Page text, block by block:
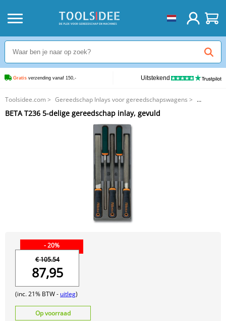
Gratis verzending vanaf 150,- Uitstekend
Toolsidee.com > Gereedschap Inlays voor gereedschapswagens >
BETA T236 5-delige gereedschap inlay, gevuld
BETA T236 5-delige gereedschap inlay, gevuld
- 20%
€ 105.54
87,95
(inc. 21% BTW - uitleg)
Op voorraad